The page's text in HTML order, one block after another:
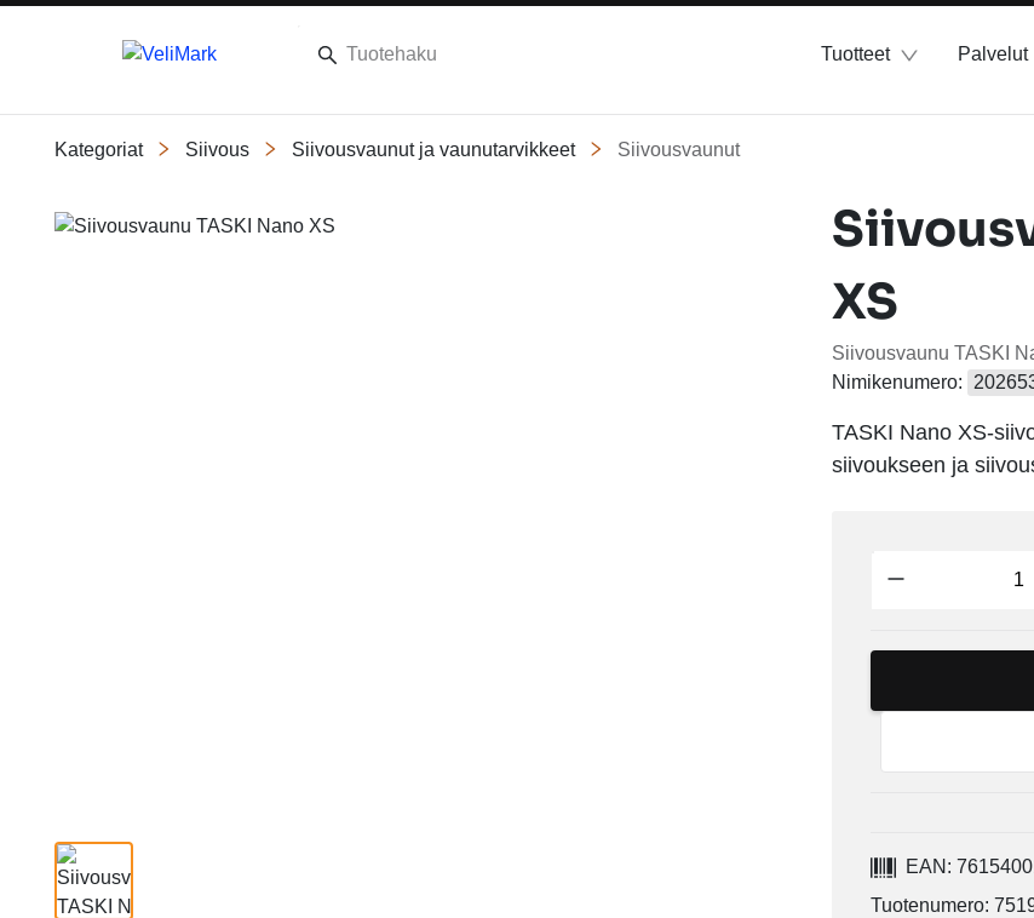
Tuotteet Palvelut
Kategoriat Siivous Siivousvaunut ja vaunutarvikkeet Siivousvaunut
Slide 1 of 1
XS
Siivousvaunu TASKI
Nimikenumero:
TASKI Nano XS-
siivoukseen ja
EAN:
Tuotenumero: